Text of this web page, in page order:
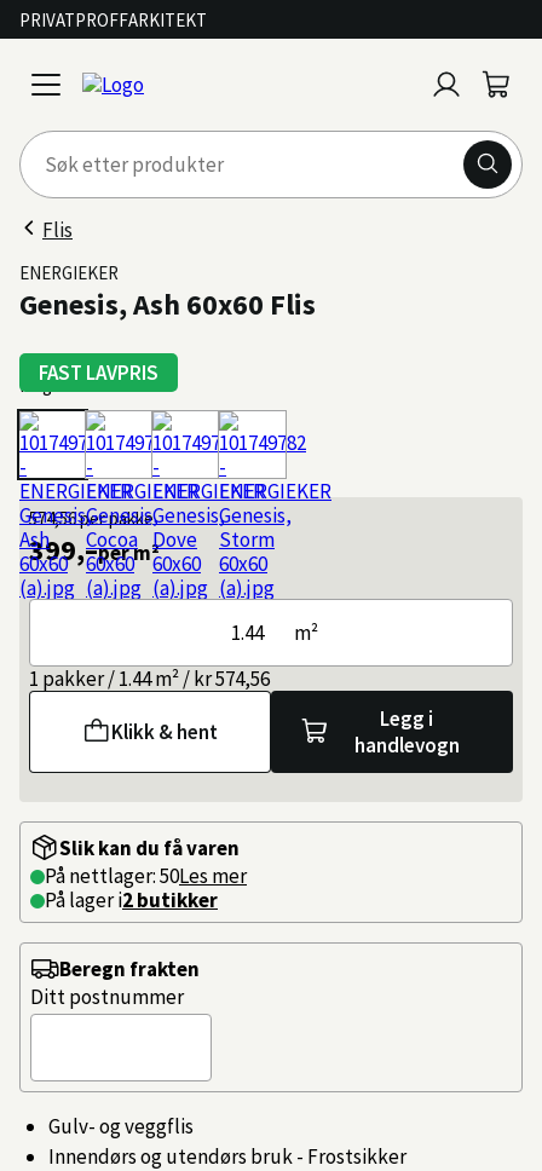
PRIVATPROFFARKITEKT
open
menu
inn
Flis
FAST LAVPRIS
ENERGIEKER
Genesis, Ash 60x60 Flis
Farge: Ash
574,56per pakke
399,–per m²
m²
1 pakker / 1.44 m² / kr 574,56
Klikk & hent
Legg i
handlevogn
Slik kan du få varen
På nettlager: 50Les mer
På lager i2 butikker
Gulv- og veggflis
Innendørs og utendørs bruk - Frostsikker
Beregn frakten
Ditt postnummer